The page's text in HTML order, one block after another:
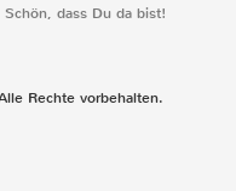
dass Du da bist!
Rechte vorbehalten.